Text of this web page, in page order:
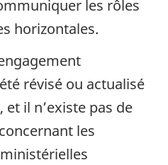
les rôles
horizontales.
révisé ou actualisé
et il n’existe pas de
les